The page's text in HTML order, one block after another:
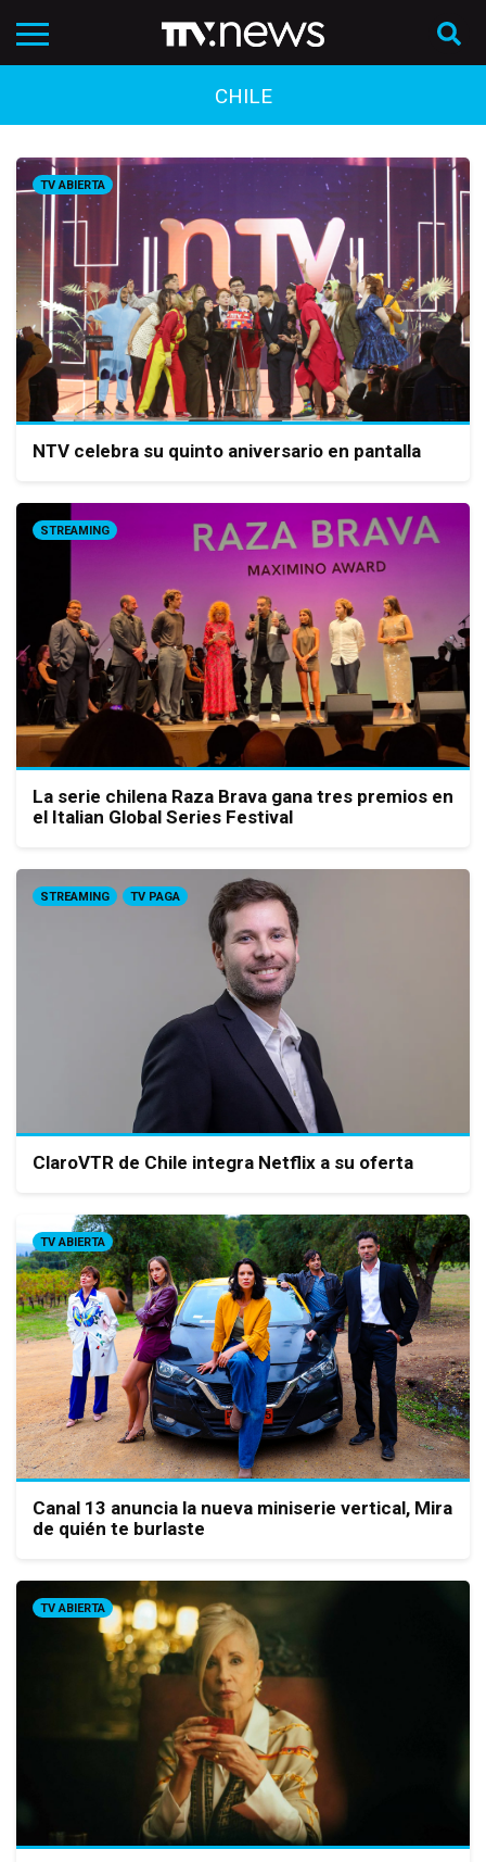
CHILE
TV ABIERTA
NTV celebra su quinto aniversario en pantalla
STREAMING
La serie chilena Raza Brava gana tres premios en
el Italian Global Series Festival
STREAMING TV PAGA
ClaroVTR de Chile integra Netflix a su oferta
TV ABIERTA
Canal 13 anuncia la nueva miniserie vertical, Mira
de quién te burlaste
TV ABIERTA